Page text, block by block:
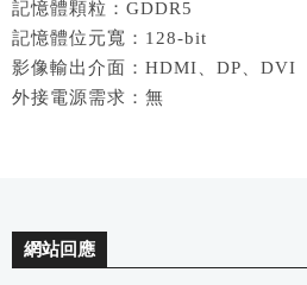
記憶體顆粒：GDDR5
記憶體位元寬：128-bit
影像輸出介面：HDMI、DP、DVI
外接電源需求：無
網站回應